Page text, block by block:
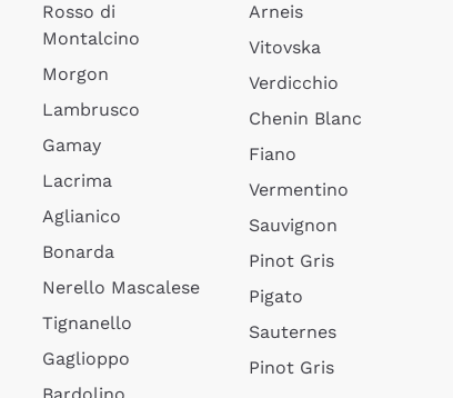
Rosso di
Montalcino
Morgon
Lambrusco
Gamay
Lacrima
Aglianico
Bonarda
Nerello Mascalese
Tignanello
Gaglioppo
Arneis
Vitovska
Verdicchio
Chenin Blanc
Fiano
Vermentino
Sauvignon
Pinot Gris
Pigato
Sauternes
Pinot Gris